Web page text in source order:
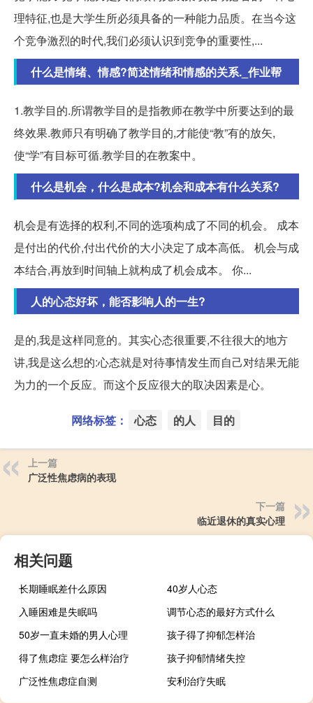
理特征,也是大学生所必须具备的一种能力品质。在当今这
个竞争激烈的时代,我们必须认识到竞争的重要性,...
什么是情绪、情感?简述情绪和情感的关系._作业帮
1.教学目的.所谓教学目的是指教师在教学中所要达到的最
终效果.教师只有明确了教学目的,才能使“教”有的放矢,
使“学”有目标可循.教学目的在教案中。
什么是机会，什么是成本?机会和成本有什么关系?
机会是有选择的权利,不同的选项构成了不同的机会。 成本
是付出的代价,付出代价的大小决定了成本高低。 机会与成
本结合,再放到时间轴上就构成了机会成本。 你...
人的心态好坏，能否影响人的一生?
是的,我是这样同意的。其实心态很重要,不往很大的地方
讲,我是这么想的:心态就是对待事情发生而自己对结果无能
为力的一个反应。而这个反应很大的取决因素是心。
网络标签： 心态 的人 目的
上一篇
广泛性焦虑病的表现
下一篇
临近退休的真实心理
相关问题
长期睡眠差什么原因
40岁人心态
入睡困难是失眠吗
调节心态的最好方式什么
50岁一直未婚的男人心理
孩子得了抑郁怎样治
得了焦虑症 要怎么样治疗
孩子抑郁情绪失控
广泛性焦虑症自测
安利治疗失眠